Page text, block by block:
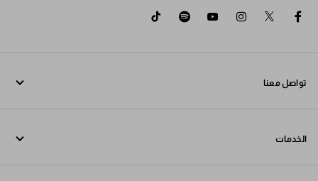
facebook
twitter
instagram
youtube
spotify
تواصل معنا
الخدمات